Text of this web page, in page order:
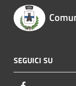
SEGUICI SU